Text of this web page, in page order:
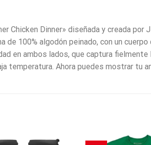
Chicken Dinner» diseñada y creada
100% algodón peinado, con un
en ambos lados, que captura
temperatura. Ahora puedes mostrar tu